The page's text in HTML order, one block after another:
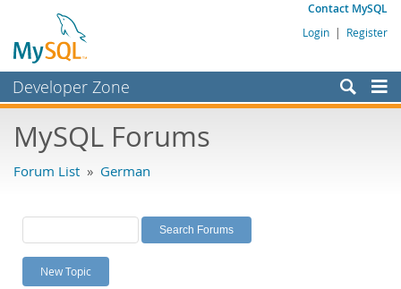
Contact MySQL
Login | Register
Developer Zone
Bugs
Labs
Planet MySQL
News and Events
MySQL Forums
Forum List » German
New Topic